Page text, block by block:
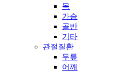
목
가슴
골반
기타
관절질환
무릎
어깨